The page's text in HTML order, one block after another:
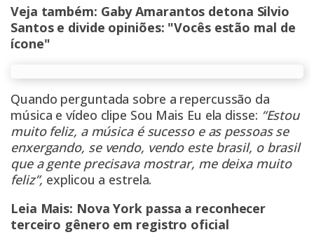
Veja também: Gaby Amarantos detona Silvio
Santos e divide opiniões: "Vocês estão mal de
ícone"
Quando perguntada sobre a repercussão da
música e vídeo clipe Sou Mais Eu ela disse: “Estou
muito feliz, a música é sucesso e as pessoas se
enxergando, se vendo, vendo este brasil, o brasil
que a gente precisava mostrar, me deixa muito
feliz”, explicou a estrela.
Leia Mais: Nova York passa a reconhecer
terceiro gênero em registro oficial